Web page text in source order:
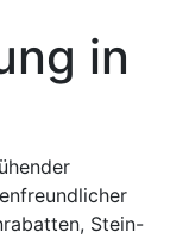
in
Stein-